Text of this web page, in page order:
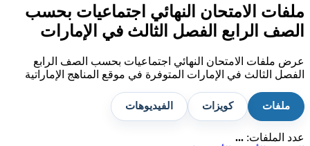
ملفات الامتحان النهائي اجتماعيات بحسب
الصف الرابع الفصل الثالث في الإمارات
عرض ملفات الامتحان النهائي اجتماعيات بحسب الصف الرابع
الفصل الثالث في الإمارات المتوفرة في موقع المناهج الإماراتية
ملفات كويزات الفيديوهات
عدد الملفات: ...